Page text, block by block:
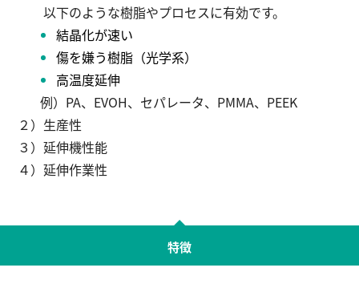
以下のような樹脂やプロセスに有効です。
結晶化が速い
傷を嫌う樹脂（光学系）
高温度延伸
例）PA、EVOH、セパレータ、PMMA、PEEK
２）生産性
３）延伸機性能
４）延伸作業性
特徴